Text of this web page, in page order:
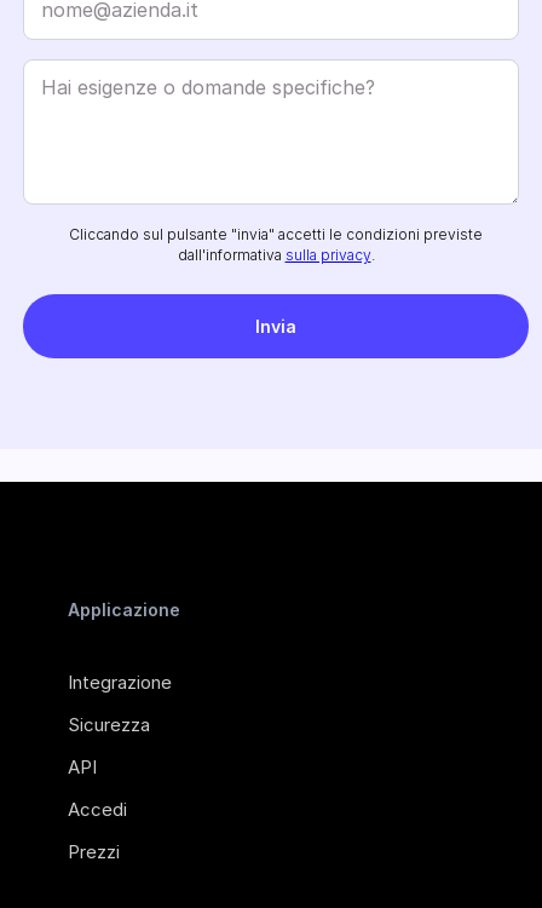
Cliccando sul pulsante "invia" accetti le condizioni previste
dall'informativa sulla privacy.
Applicazione
Integrazione
Sicurezza
API
Accedi
Prezzi